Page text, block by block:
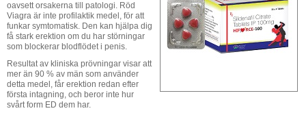
oavsett orsakerna till patologi. Röd
Viagra är inte profilaktik medel, för att
funkar symtomatisk. Den kan hjälpa dig
få stark erektion om du har störningar
som blockerar blodflödet i penis.
Resultat av kliniska prövningar visar att
mer än 90 % av män som använder
detta medel, får erektion redan efter
första intagning, och beror inte hur
svårt form ED dem har.